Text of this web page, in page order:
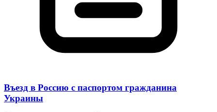
Въезд в Россию с паспортом гражданина
Украины